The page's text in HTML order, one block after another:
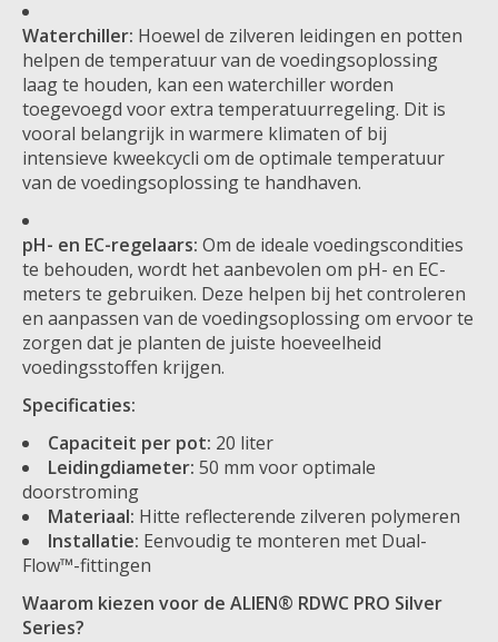
Waterchiller: Hoewel de zilveren leidingen en potten
helpen de temperatuur van de voedingsoplossing
laag te houden, kan een waterchiller worden
toegevoegd voor extra temperatuurregeling. Dit is
vooral belangrijk in warmere klimaten of bij
intensieve kweekcycli om de optimale temperatuur
van de voedingsoplossing te handhaven.
pH- en EC-regelaars: Om de ideale voedingscondities
te behouden, wordt het aanbevolen om pH- en EC-
meters te gebruiken. Deze helpen bij het controleren
en aanpassen van de voedingsoplossing om ervoor te
zorgen dat je planten de juiste hoeveelheid
voedingsstoffen krijgen.
Specificaties:
Capaciteit per pot: 20 liter
Leidingdiameter: 50 mm voor optimale
doorstroming
Materiaal: Hitte reflecterende zilveren polymeren
Installatie: Eenvoudig te monteren met Dual-
Flow™-fittingen
Waarom kiezen voor de ALIEN® RDWC PRO Silver
Series?